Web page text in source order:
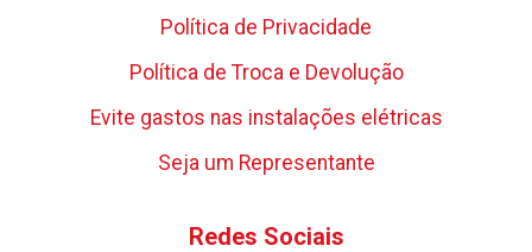
Política de Privacidade
Política de Troca e Devolução
Evite gastos nas instalações elétricas
Seja um Representante
Redes Sociais